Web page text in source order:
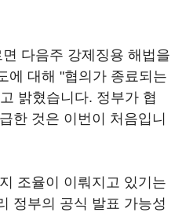
다음주 강제징용 해법을
에 대해 "협의가 종료되는
밝혔습니다. 정부가 협
한 것은 이번이 처음입니
조율이 이뤄지고 있기는
정부의 공식 발표 가능성